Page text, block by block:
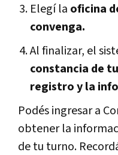
Elegí la oficina
convenga.
Al finalizar, el
constancia de
registro y la
Podés ingresar a
obtener la
de tu turno.